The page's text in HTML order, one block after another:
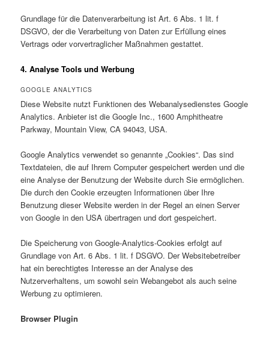
Grundlage für die Datenverarbeitung ist Art. 6 Abs. 1 lit. f
DSGVO, der die Verarbeitung von Daten zur Erfüllung eines
Vertrags oder vorvertraglicher Maßnahmen gestattet.
4. Analyse Tools und Werbung
GOOGLE ANALYTICS
Diese Website nutzt Funktionen des Webanalysedienstes Google
Analytics. Anbieter ist die Google Inc., 1600 Amphitheatre
Parkway, Mountain View, CA 94043, USA.
Google Analytics verwendet so genannte „Cookies“. Das sind
Textdateien, die auf Ihrem Computer gespeichert werden und die
eine Analyse der Benutzung der Website durch Sie ermöglichen.
Die durch den Cookie erzeugten Informationen über Ihre
Benutzung dieser Website werden in der Regel an einen Server
von Google in den USA übertragen und dort gespeichert.
Die Speicherung von Google-Analytics-Cookies erfolgt auf
Grundlage von Art. 6 Abs. 1 lit. f DSGVO. Der Websitebetreiber
hat ein berechtigtes Interesse an der Analyse des
Nutzerverhaltens, um sowohl sein Webangebot als auch seine
Werbung zu optimieren.
Browser Plugin